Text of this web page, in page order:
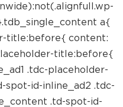
a{
title:before{ content:
title:before{
.tdc-placeholder-
id-inline_ad2 .tdc-
.td-spot-id-